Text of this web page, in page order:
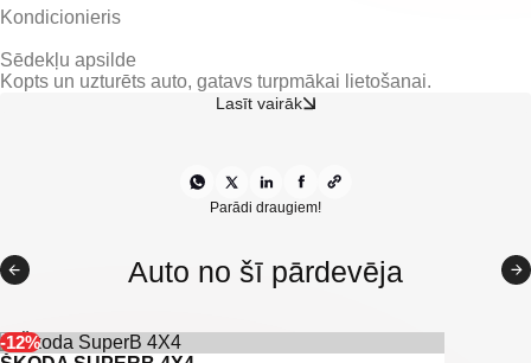
Kondicionieris
Sēdekļu apsilde
Parkošanās sensori
Citas ekstras
Kopts un uzturēts auto, gatavs turpmākai lietošanai.
Lasīt vairāk
Parādi draugiem!
Auto no šī pārdevēja
-12%